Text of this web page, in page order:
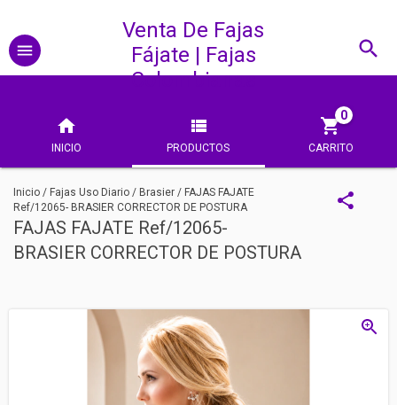
Venta De Fajas
Fájate | Fajas
Colombianas
INICIO PRODUCTOS CARRITO
0
Inicio / Fajas Uso Diario / Brasier / FAJAS FAJATE
Ref/12065- BRASIER CORRECTOR DE POSTURA
FAJAS FAJATE Ref/12065-
BRASIER CORRECTOR DE POSTURA